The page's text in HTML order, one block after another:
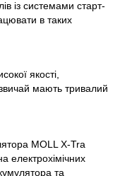
із системами старт-
в таких
якості,
мають тривалий
MOLL X-Tra
електрохімічних
та